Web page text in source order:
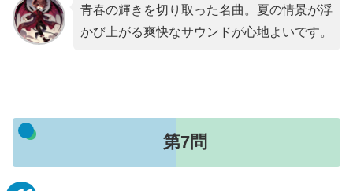
青春の輝きを切り取った名曲。夏の情景が浮
かび上がる爽快なサウンドが心地よいです。
第7問